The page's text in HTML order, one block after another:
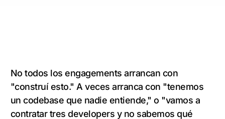
No todos los engagements arrancan con
"construí esto." A veces arranca con "tenemos
un codebase que nadie entiende," o "vamos a
contratar tres developers y no sabemos qué